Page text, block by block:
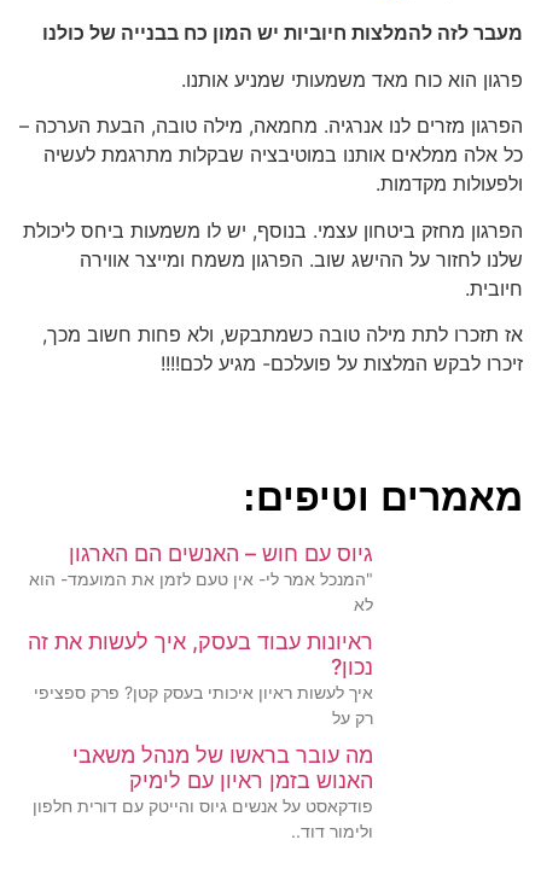
מעבר לזה להמלצות חיוביות יש המון כח בבנייה של כולנו
פרגון הוא כוח מאד משמעותי שמניע אותנו.
הפרגון מזרים לנו אנרגיה. מחמאה, מילה טובה, הבעת הערכה –
כל אלה ממלאים אותנו במוטיבציה שבקלות מתרגמת לעשיה
ולפעולות מקדמות.
הפרגון מחזק ביטחון עצמי. בנוסף, יש לו משמעות ביחס ליכולת
שלנו לחזור על ההישג שוב. הפרגון משמח ומייצר אווירה
חיובית.
אז תזכרו לתת מילה טובה כשמתבקש, ולא פחות חשוב מכך,
זיכרו לבקש המלצות על פועלכם- מגיע לכם!!!!
מאמרים וטיפים:
גיוס עם חוש – האנשים הם הארגון
"המנכל אמר לי- אין טעם לזמן את המועמד- הוא
לא
ראיונות עבוד בעסק, איך לעשות את זה
נכון?
איך לעשות ראיון איכותי בעסק קטן? פרק ספציפי
רק על
מה עובר בראשו של מנהל משאבי
האנוש בזמן ראיון עם לימיק
פודקאסט על אנשים גיוס והייטק עם דורית חלפון
ולימור דוד..